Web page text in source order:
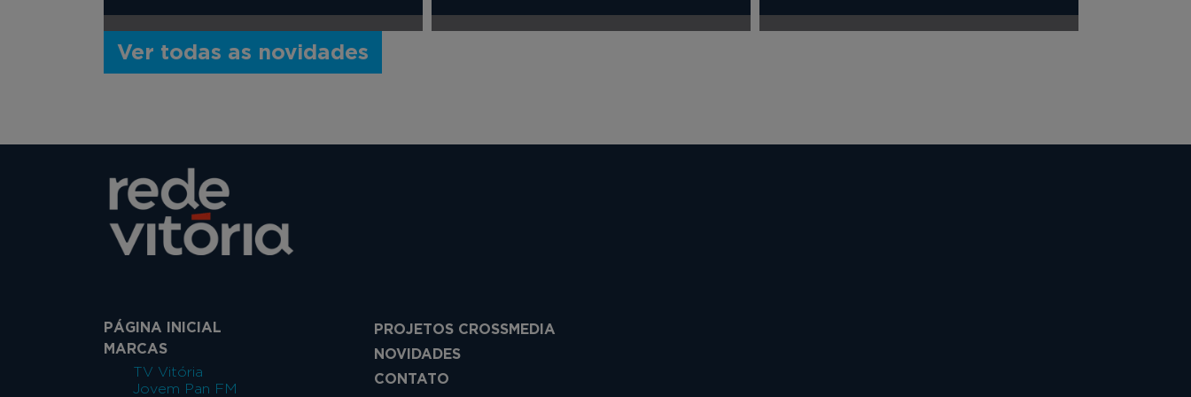
Ver todas as novidades
PÁGINA INICIAL
MARCAS
TV Vitória
Jovem Pan FM
PROJETOS CROSSMEDIA
NOVIDADES
CONTATO